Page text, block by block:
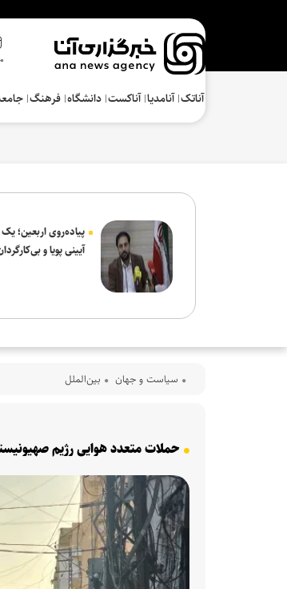
آناتک آنامدیا آناکست دانشگاه فرهنگ‌
پیاده‌روی اربعین؛
آیینی پویا و بی‌کارگردان
سیاست و جهان بین‌الملل
حملات متعدد هوایی رژیم